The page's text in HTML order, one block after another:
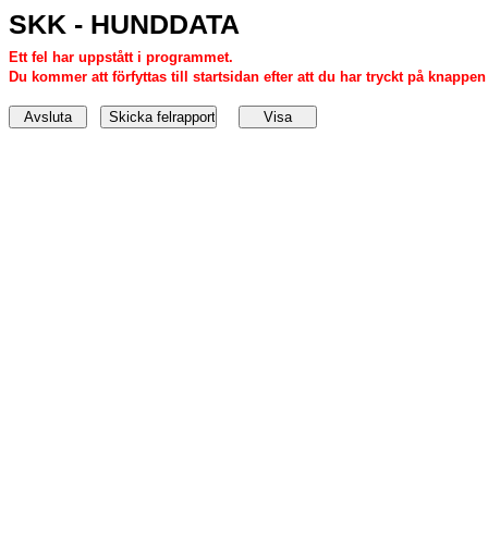
SKK - HUNDDATA
Ett fel har uppstått i programmet.
Du kommer att förfyttas till startsidan efter att du har tryckt på